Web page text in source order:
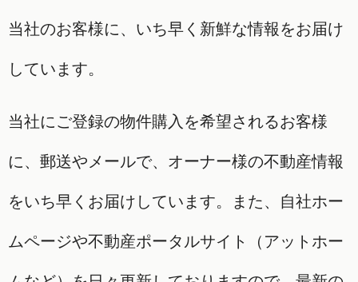
当社のお客様に、いち早く新鮮な情報をお届け
しています。
当社にご登録の物件購入を希望されるお客様
に、郵送やメールで、オーナー様の不動産情報
をいち早くお届けしています。また、自社ホー
ムページや不動産ポータルサイト（アットホー